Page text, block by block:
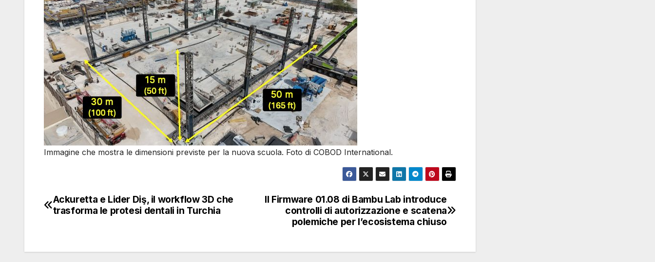
Immagine che mostra le dimensioni previste per la nuova scuola. Foto di COBOD International.
Navigazione
Il Firmware 01.08 di Bambu Lab introduce
controlli di autorizzazione e scatena
polemiche per l’ecosistema chiuso
Ackuretta e Lider Diş, il workflow 3D che
trasforma le protesi dentali in Turchia